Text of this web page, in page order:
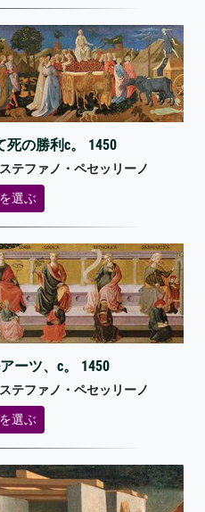
の勝利c。 1450
テファノ・ペセッリーノ
選ぶ
ーツ、c。 1450
テファノ・ペセッリーノ
選ぶ